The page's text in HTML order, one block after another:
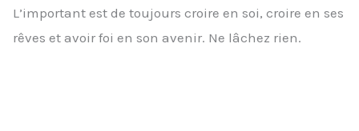
L’important est de toujours croire en soi, croire en ses
rêves et avoir foi en son avenir. Ne lâchez rien.